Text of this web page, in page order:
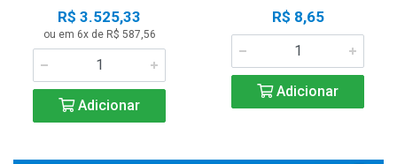
R$ 3.525,33
ou em 6x de R$ 587,56
Adicionar
R$ 8,65
Adicionar